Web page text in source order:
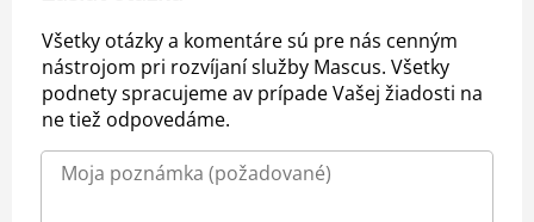
Všetky otázky a komentáre sú pre nás cenným
nástrojom pri rozvíjaní služby Mascus. Všetky
podnety spracujeme av prípade Vašej žiadosti na
ne tiež odpovedáme.